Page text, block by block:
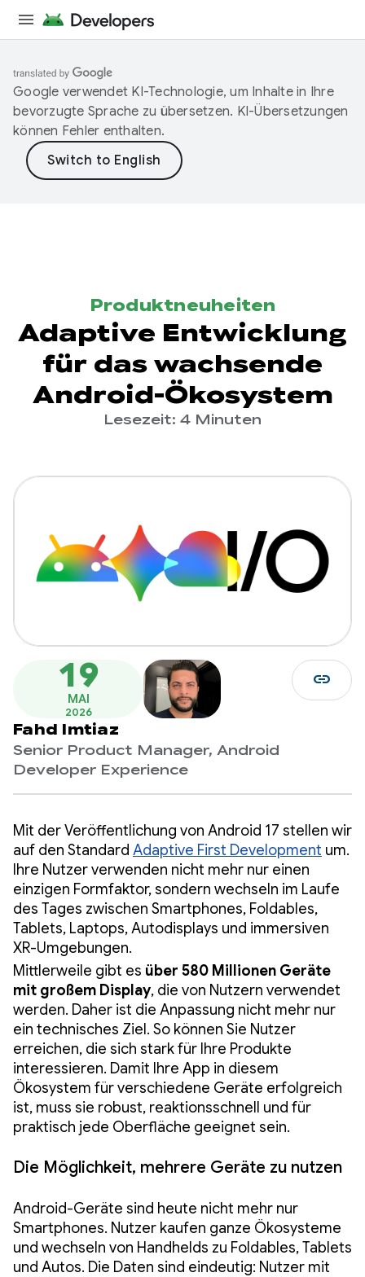
Google verwendet KI-Technologie, um Inhalte in Ihre
bevorzugte Sprache zu übersetzen. KI-Übersetzungen
können Fehler enthalten.
Produktneuheiten
Adaptive Entwicklung
für das wachsende
Android-Ökosystem
Lesezeit: 4 Minuten
19
MAI
2026
Fahd Imtiaz
Senior Product Manager, Android
Developer Experience
link
Mit der Veröffentlichung von Android 17 stellen wir
auf den Standard Adaptive First Development um.
Ihre Nutzer verwenden nicht mehr nur einen
einzigen Formfaktor, sondern wechseln im Laufe
des Tages zwischen Smartphones, Foldables,
Tablets, Laptops, Autodisplays und immersiven
XR-Umgebungen.
Mittlerweile gibt es über 580 Millionen Geräte
mit großem Display, die von Nutzern verwendet
werden. Daher ist die Anpassung nicht mehr nur
ein technisches Ziel. So können Sie Nutzer
erreichen, die sich stark für Ihre Produkte
interessieren. Damit Ihre App in diesem
Ökosystem für verschiedene Geräte erfolgreich
ist, muss sie robust, reaktionsschnell und für
praktisch jede Oberfläche geeignet sein.
Die Möglichkeit, mehrere Geräte zu nutzen
Android-Geräte sind heute nicht mehr nur
Smartphones. Nutzer kaufen ganze Ökosysteme
und wechseln von Handhelds zu Foldables, Tablets
und Autos. Die Daten sind eindeutig: Nutzer mit